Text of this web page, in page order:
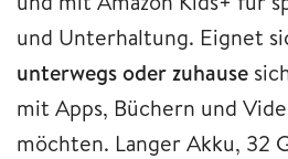
und Unterhaltung. Eignet
unterwegs oder zuhause
mit Apps, Büchern und
möchten. Langer Akku, 32